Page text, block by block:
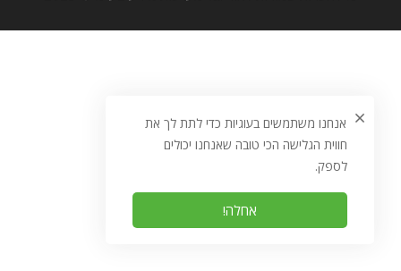
אנחנו משתמשים בעוגיות כדי לתת לך את
חווית הגלישה הכי טובה שאנחנו יכולים
לספק.
אחלה!